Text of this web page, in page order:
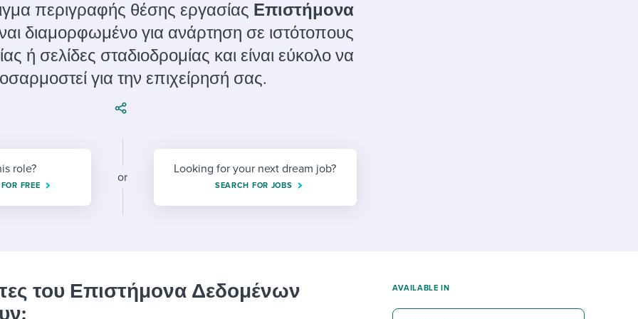
employee experiences
Workable customer stories
Workable customer stories
περιγραφής θέσης εργασίας Επιστήμονα
διαμορφωμένο για ανάρτηση σε ιστότοπους
ή σελίδες σταδιοδρομίας και είναι εύκολο να
για την επιχείρησή σας.
role?
FREE
or
Looking for your next dream job?
SEARCH FOR JOBS
του Επιστήμονα Δεδομένων
AVAILABLE IN